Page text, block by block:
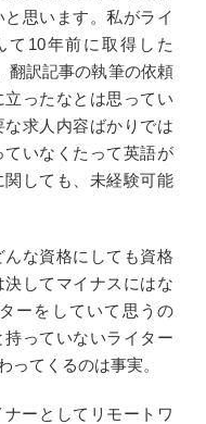
思います。私がライ
て10年前に取得した
翻訳記事の執筆の依頼
ったなとは思ってい
求人内容ばかりでは
いなくたって英語が
しても、未経験可能
な資格にしても資格
してマイナスにはな
ーをしていて思うの
っていないライター
ってくるのは事実。
ーとしてリモートワ